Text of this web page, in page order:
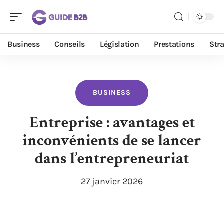
Business Conseils Législation Prestations
BUSINESS
Entreprise : avantages et
inconvénients de se lancer
dans l’entrepreneuriat
27 janvier 2026